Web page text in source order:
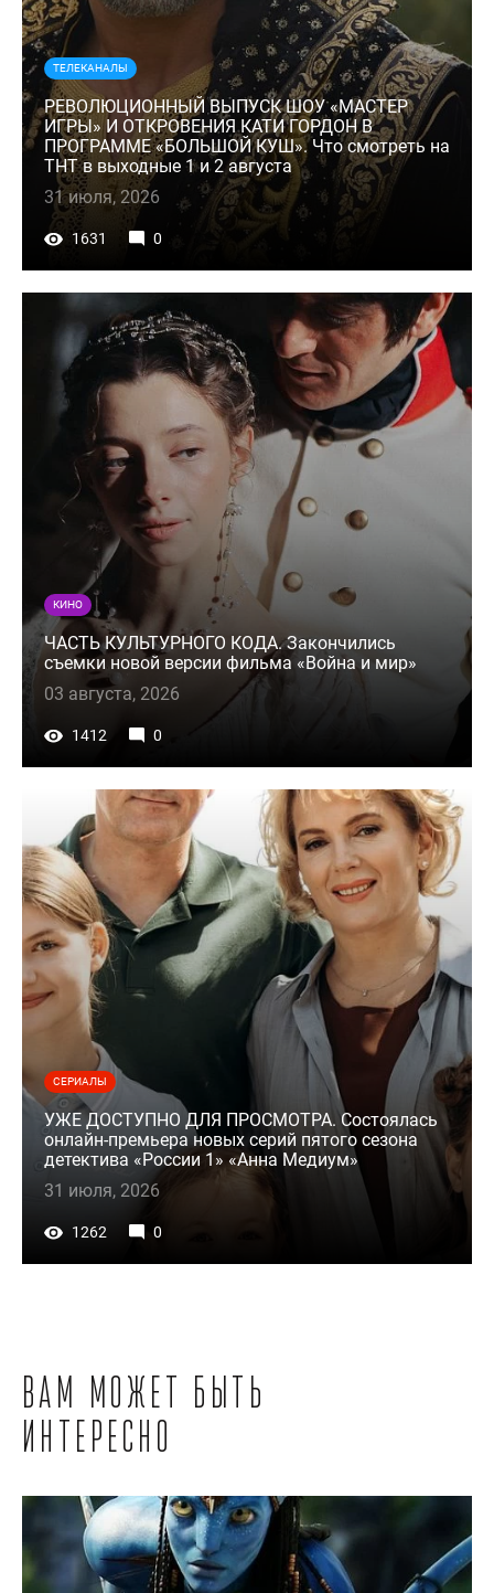
ТЕЛЕКАНАЛЫ
РЕВОЛЮЦИОННЫЙ ВЫПУСК ШОУ «МАСТЕР
ИГРЫ» И ОТКРОВЕНИЯ КАТИ ГОРДОН В
ПРОГРАММЕ «БОЛЬШОЙ КУШ». Что смотреть на
ТНТ в выходные 1 и 2 августа
31 июля, 2026
1631 0
КИНО
ЧАСТЬ КУЛЬТУРНОГО КОДА. Закончились
съемки новой версии фильма «Война и мир»
03 августа, 2026
1412 0
СЕРИАЛЫ
УЖЕ ДОСТУПНО ДЛЯ ПРОСМОТРА. Состоялась
онлайн-премьера новых серий пятого сезона
детектива «России 1» «Анна Медиум»
31 июля, 2026
1262 0
Вам может быть
интересно